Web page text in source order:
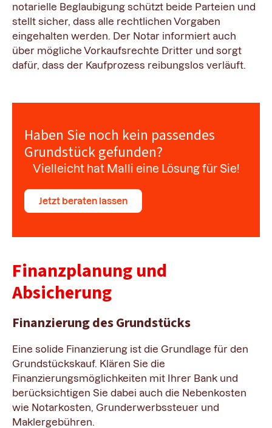
notarielle Beglaubigung schützt beide Parteien und
stellt sicher, dass alle rechtlichen Vorgaben
eingehalten werden. Der Notar informiert auch
über mögliche Vorkaufsrechte Dritter und sorgt
dafür, dass der Kaufprozess reibungslos verläuft.
Haben Sie noch kein passendes
Grundstück gefunden?
Vielleicht hat Malli eine Lösung für Sie!
Jetzt beraten lassen
Finanzplanung und
Absicherung
Finanzierung des Grundstücks
Eine solide Finanzierung ist die Grundlage für den
Grundstückskauf. Klären Sie die
Finanzierungsmöglichkeiten mit Ihrer Bank und
berücksichtigen Sie dabei auch die Nebenkosten
wie Notarkosten, Grunderwerbssteuer und
Maklergebühren.